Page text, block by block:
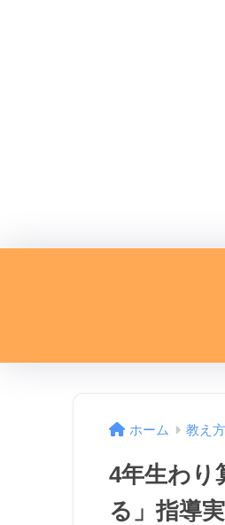
ホーム 教え方
4年生わり
る」指導